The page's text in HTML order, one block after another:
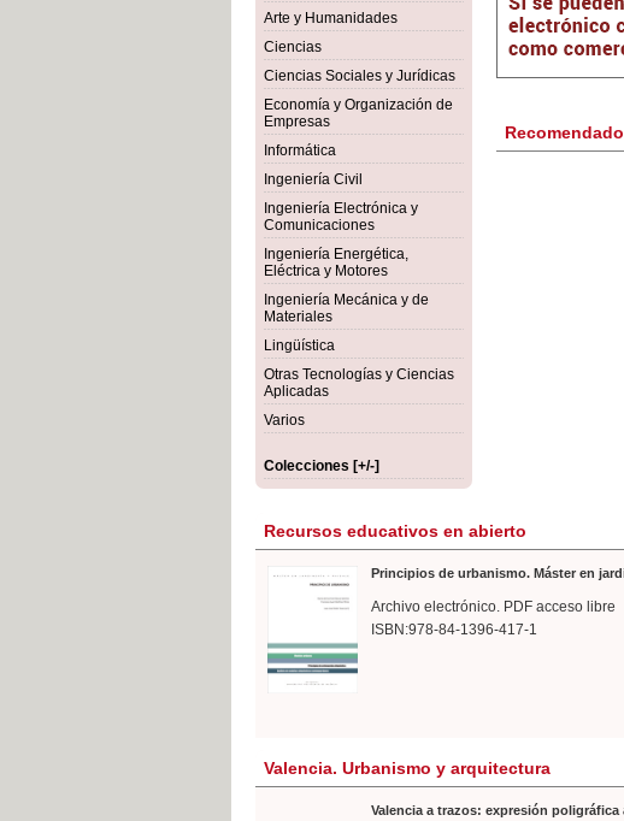
Arte y Humanidades
Ciencias
Ciencias Sociales y Jurídicas
Economía y Organización de
Empresas
Informática
Ingeniería Civil
Ingeniería Electrónica y
Comunicaciones
Ingeniería Energética,
Eléctrica y Motores
Ingeniería Mecánica y de
Materiales
Lingüística
Otras Tecnologías y Ciencias
Aplicadas
Varios
Colecciones [+/-]
Botánica
Recursos educativos en abierto
Principios de urbanismo. Máster en
Archivo electrónico. PDF acceso libre
ISBN:978-84-1396-417-1
Valencia. Urbanismo y arquitectura
Valencia a trazos: expresión